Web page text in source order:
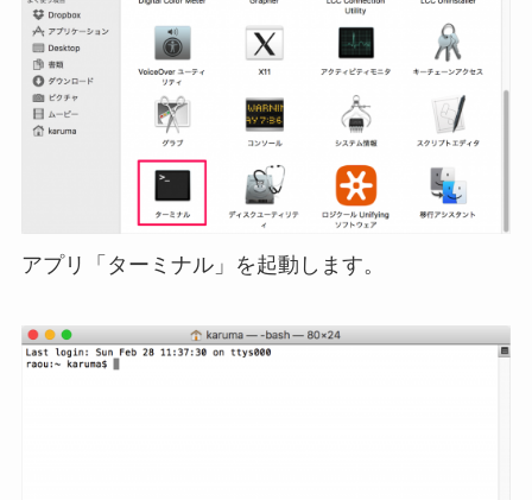
アプリ「ターミナル」を起動します。